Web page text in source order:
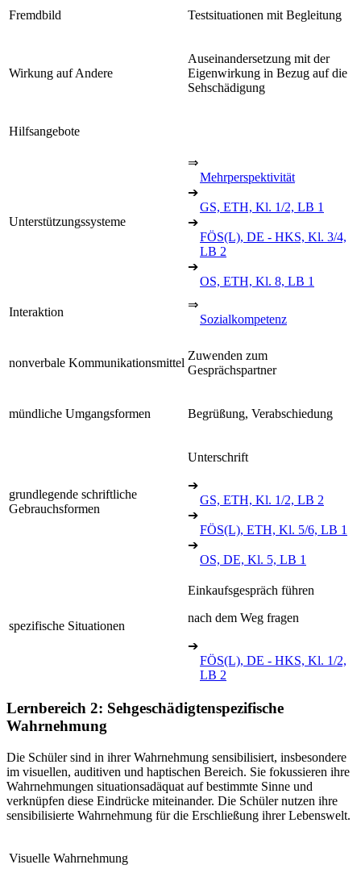
Fremdbild Testsituationen mit Begleitung
Wirkung auf Andere
Auseinandersetzung mit der
Eigenwirkung in Bezug auf die
Sehschädigung
Hilfsangebote
Unterstützungssysteme
⇒
Mehrperspektivität
➔
GS, ETH, Kl. 1/2, LB 1
➔
FÖS(L), DE - HKS, Kl. 3/4,
LB 2
➔
OS, ETH, Kl. 8, LB 1
Interaktion
⇒
Sozialkompetenz
nonverbale Kommunikationsmittel
Zuwenden zum
Gesprächspartner
mündliche Umgangsformen Begrüßung, Verabschiedung
grundlegende schriftliche
Gebrauchsformen
Unterschrift
➔
GS, ETH, Kl. 1/2, LB 2
➔
FÖS(L), ETH, Kl. 5/6, LB 1
➔
OS, DE, Kl. 5, LB 1
spezifische Situationen
Einkaufsgespräch führen
nach dem Weg fragen
➔
FÖS(L), DE - HKS, Kl. 1/2,
LB 2
Lernbereich 2: Sehgeschädigtenspezifische
Wahrnehmung
Die Schüler sind in ihrer Wahrnehmung sensibilisiert, insbesondere
im visuellen, auditiven und haptischen Bereich. Sie fokussieren ihre
Wahrnehmungen situationsadäquat auf bestimmte Sinne und
verknüpfen diese Eindrücke miteinander. Die Schüler nutzen ihre
sensibilisierte Wahrnehmung für die Erschließung ihrer Lebenswelt.
Visuelle Wahrnehmung